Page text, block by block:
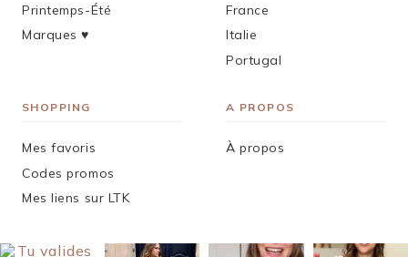
Printemps-Été
Marques ♥︎
France
Italie
Portugal
SHOPPING
Mes favoris
Codes promos
Mes liens sur LTK
A PROPOS
À propos